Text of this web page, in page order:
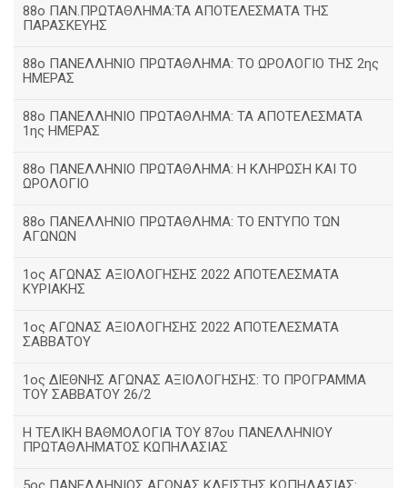
88ο ΠΑΝ.ΠΡΩΤΑΘΛΗΜΑ:ΤΑ ΑΠΟΤΕΛΕΣΜΑΤΑ ΤΗΣ
ΠΑΡΑΣΚΕΥΗΣ
88ο ΠΑΝΕΛΛΗΝΙΟ ΠΡΩΤΑΘΛΗΜΑ: ΤΟ ΩΡΟΛΟΓΙΟ ΤΗΣ 2ης
ΗΜΕΡΑΣ
88ο ΠΑΝΕΛΛΗΝΙΟ ΠΡΩΤΑΘΛΗΜΑ: ΤΑ ΑΠΟΤΕΛΕΣΜΑΤΑ
1ης ΗΜΕΡΑΣ
88ο ΠΑΝΕΛΛΗΝΙΟ ΠΡΩΤΑΘΛΗΜΑ: Η ΚΛΗΡΩΣΗ ΚΑΙ ΤΟ
ΩΡΟΛΟΓΙΟ
88ο ΠΑΝΕΛΛΗΝΙΟ ΠΡΩΤΑΘΛΗΜΑ: ΤΟ ΕΝΤΥΠΟ ΤΩΝ
ΑΓΩΝΩΝ
1ος ΑΓΩΝΑΣ ΑΞΙΟΛΟΓΗΣΗΣ 2022 ΑΠΟΤΕΛΕΣΜΑΤΑ
ΚΥΡΙΑΚΗΣ
1ος ΑΓΩΝΑΣ ΑΞΙΟΛΟΓΗΣΗΣ 2022 ΑΠΟΤΕΛΕΣΜΑΤΑ
ΣΑΒΒΑΤΟΥ
1ος ΔΙΕΘΝΗΣ ΑΓΩΝΑΣ ΑΞΙΟΛΟΓΗΣΗΣ: ΤΟ ΠΡΟΓΡΑΜΜΑ
ΤΟΥ ΣΑΒΒΑΤΟΥ 26/2
Η ΤΕΛΙΚΗ ΒΑΘΜΟΛΟΓΙΑ ΤΟΥ 87ου ΠΑΝΕΛΛΗΝΙΟΥ
ΠΡΩΤΑΘΛΗΜΑΤΟΣ ΚΩΠΗΛΑΣΙΑΣ